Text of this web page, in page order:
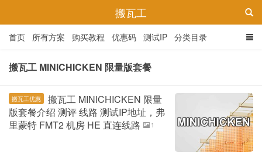
搬瓦工
首页 所有方案 购买教程 优惠码 测试IP 分类目录
搬瓦工 MINICHICKEN 限量版套餐
搬瓦工优惠
搬瓦工 MINICHICKEN 限量
版套餐介绍 测评 线路 测试IP地址，弗
里蒙特 FMT2 机房 HE 直连线路
1